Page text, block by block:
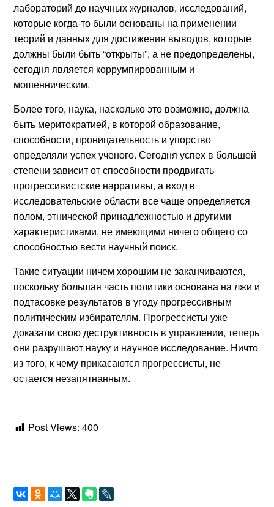
лабораторий до научных журналов, исследований,
которые когда-то были основаны на применении
теорий и данных для достижения выводов, которые
должны были быть “открыты”, а не предопределены,
сегодня является коррумпированным и
мошенническим.
Более того, наука, насколько это возможно, должна
быть меритократией, в которой образование,
способности, проницательность и упорство
определяли успех ученого. Сегодня успех в большей
степени зависит от способности продвигать
прогрессивистские нарративы, а вход в
исследовательские области все чаще определяется
полом, этнической принадлежностью и другими
характеристиками, не имеющими ничего общего со
способностью вести научный поиск.
Такие ситуации ничем хорошим не заканчиваются,
поскольку большая часть политики основана на лжи и
подтасовке результатов в угоду прогрессивным
политическим избирателям. Прогрессисты уже
доказали свою деструктивность в управлении, теперь
они разрушают науку и научное исследование. Ничто
из того, к чему прикасаются прогрессисты, не
остается незапятнанным.
Post Views: 400